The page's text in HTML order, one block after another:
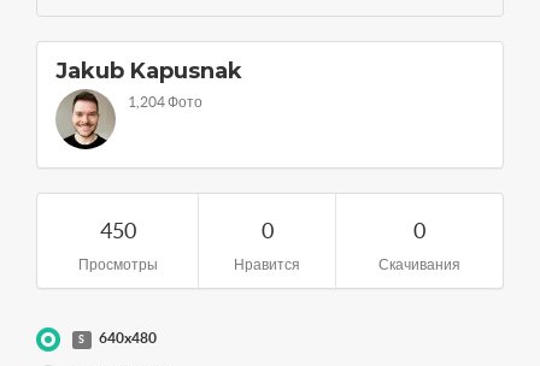
Jakub Kapusnak
1,204 Фото
450
Просмотры
0
Нравится
0
Скачивания
S 640x480